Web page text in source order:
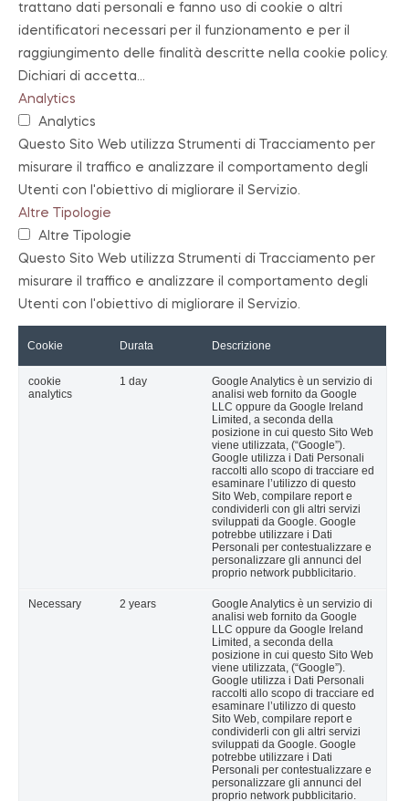
trattano dati personali e fanno uso di cookie o altri
identificatori necessari per il funzionamento e per il
raggiungimento delle finalità descritte nella cookie policy.
Dichiari di accetta...
Analytics
Analytics
Questo Sito Web utilizza Strumenti di Tracciamento per
misurare il traffico e analizzare il comportamento degli
Utenti con l'obiettivo di migliorare il Servizio.
Altre Tipologie
Altre Tipologie
Questo Sito Web utilizza Strumenti di Tracciamento per
misurare il traffico e analizzare il comportamento degli
Utenti con l'obiettivo di migliorare il Servizio.
Cookie Durata Descrizione
cookie
analytics
1 day
Google Analytics è un servizio di
analisi web fornito da Google
LLC oppure da Google Ireland
Limited, a seconda della
posizione in cui questo Sito Web
viene utilizzata, (“Google”).
Google utilizza i Dati Personali
raccolti allo scopo di tracciare ed
esaminare l’utilizzo di questo
Sito Web, compilare report e
condividerli con gli altri servizi
sviluppati da Google. Google
potrebbe utilizzare i Dati
Personali per contestualizzare e
personalizzare gli annunci del
proprio network pubblicitario.
Necessary 2 years
Google Analytics è un servizio di
analisi web fornito da Google
LLC oppure da Google Ireland
Limited, a seconda della
posizione in cui questo Sito Web
viene utilizzata, (“Google”).
Google utilizza i Dati Personali
raccolti allo scopo di tracciare ed
esaminare l’utilizzo di questo
Sito Web, compilare report e
condividerli con gli altri servizi
sviluppati da Google. Google
potrebbe utilizzare i Dati
Personali per contestualizzare e
personalizzare gli annunci del
proprio network pubblicitario.